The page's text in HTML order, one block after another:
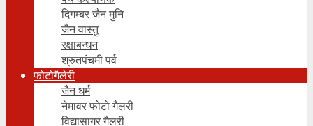
दिगम्बर जैन मुनि
जैन वास्तु
रक्षाबन्धन
श्रुतपंचमी पर्व
फोटोगैलेरी
जैन धर्म
नेमावर फोटो गैलरी
विद्यासागर गैलरी